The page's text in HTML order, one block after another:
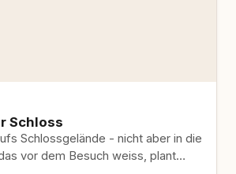
Schloss
Schlossgelände - nicht aber in die
vor dem Besuch weiss, plant